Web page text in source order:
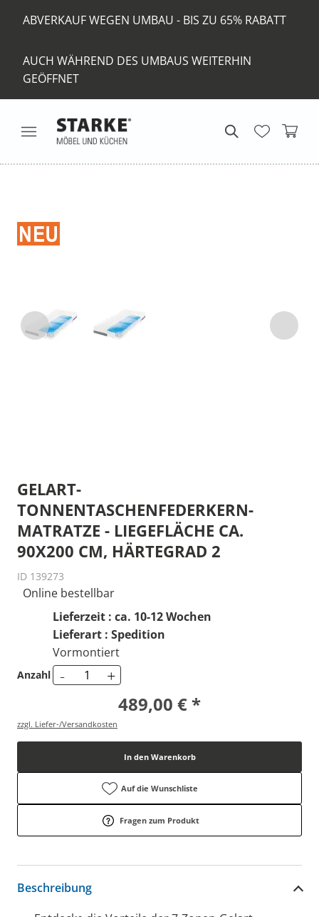
ABVERKAUF WEGEN UMBAU - BIS ZU 65% RABATT
AUCH WÄHREND DES UMBAUS WEITERHIN
GEÖFFNET
GELART-
TONNENTASCHENFEDERKERN-
MATRATZE - LIEGEFLÄCHE CA.
90X200 CM, HÄRTEGRAD 2
ID 139273
Online bestellbar
Lieferzeit : ca. 10-12 Wochen
Lieferart : Spedition
Vormontiert
Anzahl - +
489,00 € *
zzgl. Liefer-/Versandkosten
In den Warenkorb
Auf die Wunschliste
Fragen zum Produkt
Beschreibung